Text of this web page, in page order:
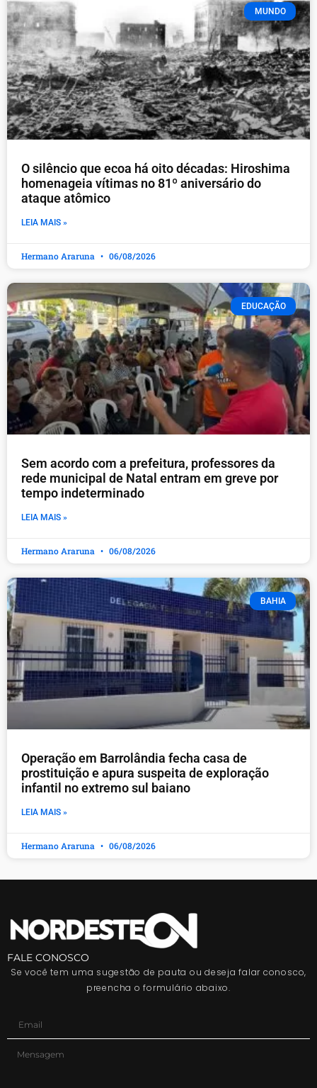
MUNDO
O silêncio que ecoa há oito décadas: Hiroshima
homenageia vítimas no 81º aniversário do
ataque atômico
LEIA MAIS »
Hermano Araruna 06/08/2026
EDUCAÇÃO
​Sem acordo com a prefeitura, professores da
rede municipal de Natal entram em greve por
tempo indeterminado
LEIA MAIS »
Hermano Araruna 06/08/2026
BAHIA
Operação em Barrolândia fecha casa de
prostituição e apura suspeita de exploração
infantil no extremo sul baiano
LEIA MAIS »
Hermano Araruna 06/08/2026
FALE CONOSCO
Se você tem uma sugestão de pauta ou deseja falar conosco,
preencha o formulário abaixo.